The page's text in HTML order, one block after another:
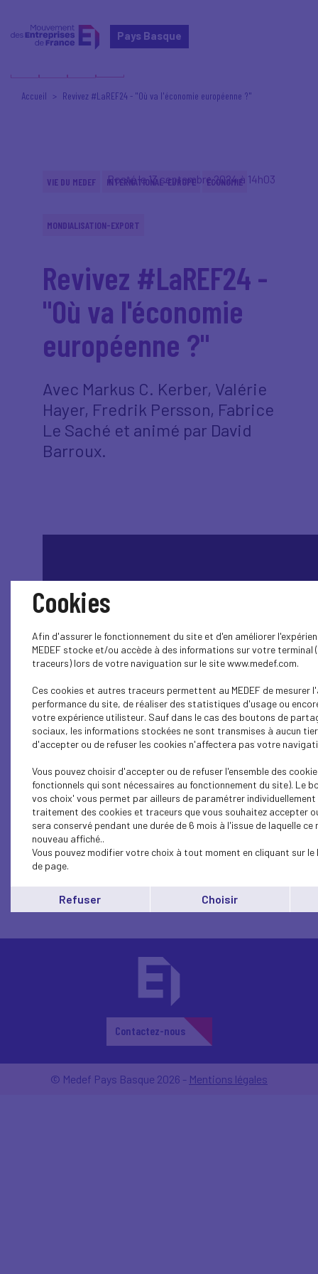
Pays Basque
Accueil Revivez #LaREF24 - "Où va l'économie européenne ?"
Posté le 13 septembre 2024 à 14h03
VIE DU MEDEF INTERNATIONAL-EUROPE ÉCONOMIE
MONDIALISATION-EXPORT
Revivez #LaREF24 -
"Où va l'économie
européenne ?"
Avec Markus C. Kerber, Valérie
Hayer, Fredrik Persson, Fabrice
Le Saché et animé par David
Barroux.
Verbatim
Pour aller plus loin
Télécharger l’article (PDF)
Contactez-nous
© Medef Pays Basque 2026 - Mentions légales
Cookies
Afin d'assurer le fonctionnement du site et d'en améliorer
MEDEF stocke et/ou accède à des informations sur votre terminal
traceurs) lors de votre naviguation sur le site www.medef.com.
Ces cookies et autres traceurs permettent au MEDEF de mesurer
performance du site, de réaliser des statistiques d'usage ou
votre expérience utilisteur. Sauf dans le cas des boutons de
sociaux, les informations stockées ne sont transmises à aucun
d'accepter ou de refuser les cookies n'affectera pas votre
Vous pouvez choisir d'accepter ou de refuser l'ensemble des
fonctionnels qui sont nécessaires au fonctionnement du site). Le
vos choix' vous permet par ailleurs de paramétrer
traitement des cookies et traceurs que vous souhaitez accepter
sera conservé pendant une durée de 6 mois à l'issue de laquelle ce
nouveau affiché..
Vous pouvez modifier votre choix à tout moment en cliquant sur le
de page.
Refuser Choisir